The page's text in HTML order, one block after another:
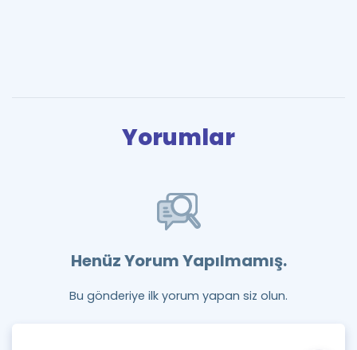
Yorumlar
Henüz Yorum Yapılmamış.
Bu gönderiye ilk yorum yapan siz olun.